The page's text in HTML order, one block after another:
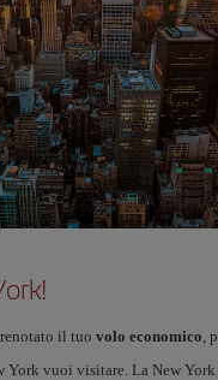
il tuo volo economico,
York vuoi visitare. La New